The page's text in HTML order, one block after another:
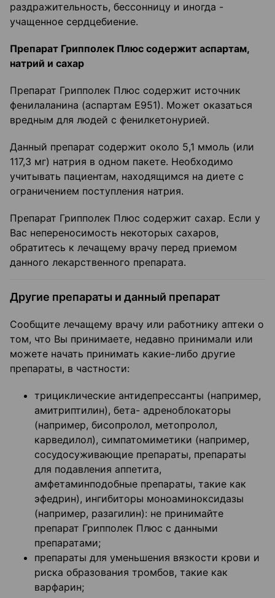
раздражительность, бессонницу и иногда -
учащенное сердцебиение.
Препарат Грипполек Плюс содержит аспартам,
натрий и сахар
Препарат Грипполек Плюс содержит источник
фенилаланина (аспартам Е951). Может оказаться
вредным для людей с фенилкетонурией.
Данный препарат содержит около 5,1 ммоль (или
117,3 мг) натрия в одном пакете. Необходимо
учитывать пациентам, находящимся на диете с
ограничением поступления натрия.
Препарат Грипполек Плюс содержит сахар. Если у
Вас непереносимость некоторых сахаров,
обратитесь к лечащему врачу перед приемом
данного лекарственного препарата.
Другие препараты и данный препарат
Сообщите лечащему врачу или работнику аптеки о
том, что Вы принимаете, недавно принимали или
можете начать принимать какие-либо другие
препараты, в частности:
трициклические антидепрессанты (например,
амитриптилин), бета- адреноблокаторы
(например, бисопролол, метопролол,
карведилол), симпатомиметики (например,
сосудосуживающие препараты, препараты
для подавления аппетита,
амфетаминподобные препараты, такие как
эфедрин), ингибиторы моноаминоксидазы
(например, разагилин): не принимайте
препарат Грипполек Плюс с данными
препаратами;
препараты для уменьшения вязкости крови и
риска образования тромбов, такие как
варфарин;